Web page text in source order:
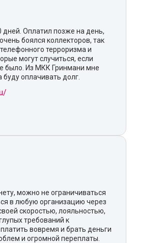
Оплатил позже на день,
боялся коллекторов, так
терроризма и
могут случиться, если
было. Из МКК Гринмани мне
оплачивать долг.
можно не ограничиваться
в любую организацию через
скоростью, лояльностью,
требований к
вовремя и брать деньги
и огромной переплаты.